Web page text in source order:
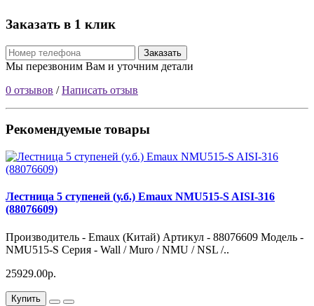
Заказать в 1 клик
Заказать
Мы перезвоним Вам и уточним детали
0 отзывов /Написать отзыв
Рекомендуемые товары
Лестница 5 ступеней (у.б.) Emaux NMU515-S AISI-316
(88076609)
Производитель - Emaux (Китай) Артикул - 88076609 Модель -
NMU515-S Серия - Wall / Muro / NMU / NSL /..
25929.00р.
Купить